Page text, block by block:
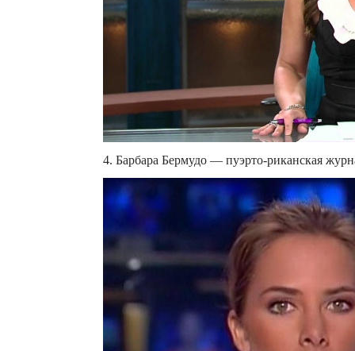
4. Барбара Бермудо — пуэрто-риканская